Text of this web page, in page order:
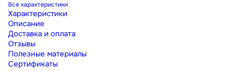
Все характеристики
Характеристики
Описание
Доставка и оплата
Отзывы
Полезные материалы
Сертификаты